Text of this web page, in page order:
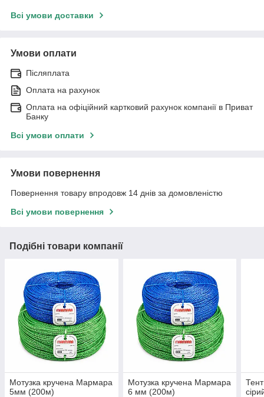
Всі умови доставки
Умови оплати
Післяплата
Оплата на рахунок
Оплата на офіційний картковий рахунок компанії в Приват
Банку
Всі умови оплати
Умови повернення
Повернення товару впродовж 14 днів за домовленістю
Всі умови повернення
Подібні товари компанії
Мотузка кручена Мармара
5мм (200м)
Мотузка кручена Мармара
6 мм (200м)